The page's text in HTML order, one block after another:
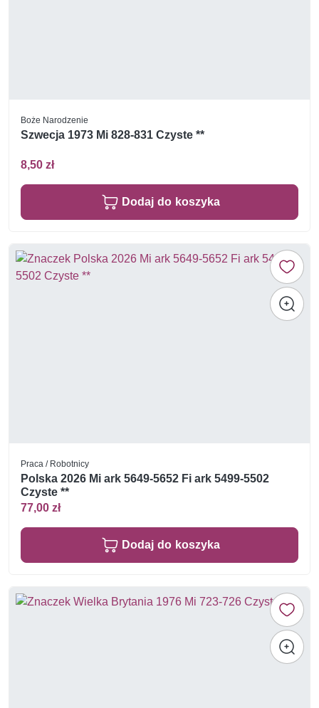
Boże Narodzenie
Szwecja 1973 Mi 828-831 Czyste **
8,50 zł
Dodaj do koszyka
Praca / Robotnicy
Polska 2026 Mi ark 5649-5652 Fi ark 5499-5502
Czyste **
77,00 zł
Dodaj do koszyka